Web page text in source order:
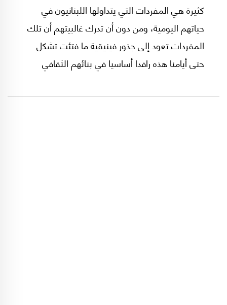
كثيرة هي المفردات التي يتداولها اللبنانيون في
حياتهم اليومية، ومن دون أن تدرك غالبيتهم أن تلك
المفردات تعود إلى جذور فينيقية ما فتئت تشكل
حتى أيامنا هذه رافدا أساسيا في بنائهم الثقافي
آلاف السنوات.